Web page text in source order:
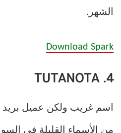
الشهر.
Download Spark
4. TUTANOTA
اسم غريب ولكن عميل بريد
من الأسماء القليلة في